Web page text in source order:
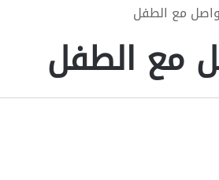
مع الطفل
مع الطفل